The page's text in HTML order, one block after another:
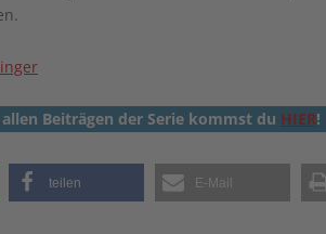
Beiträgen der Serie kommst du HIER!
teilen E-Mail